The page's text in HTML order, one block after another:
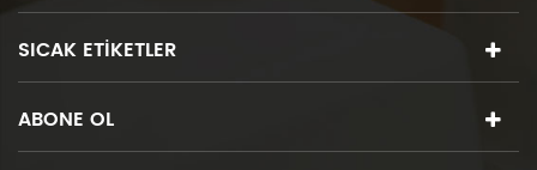
SICAK ETIKETLER
ABONE OL